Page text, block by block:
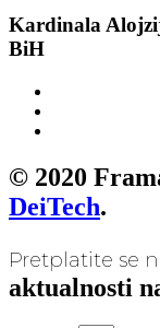
Kardinala
BiH
© 2020
DeiTech.
Pretplatite se
aktualnosti